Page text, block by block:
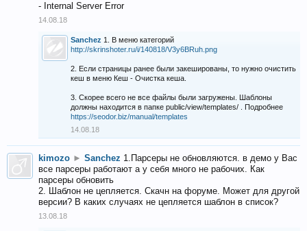
- Internal Server Error
14.08.18
Sanchez 1. В меню категорий
http://skrinshoter.ru/i/140818/V3y6BRuh.png
2. Если страницы ранее были закешированы, то нужно очистить
кеш в меню Кеш - Очистка кеша.
3. Скорее всего не все файлы были загружены. Шаблоны
должны находится в папке public/view/templates/ . Подробнее
https://seodor.biz/manual/templates
14.08.18
kimozo ► Sanchez 1.Парсеры не обновляются. в демо у Вас
все парсеры работают а у себя много не рабочих. Как
парсеры обновить
2. Шаблон не цепляется. Скачн на форуме. Может для другой
версии? В каких случаях не цепляется шаблон в список?
13.08.18